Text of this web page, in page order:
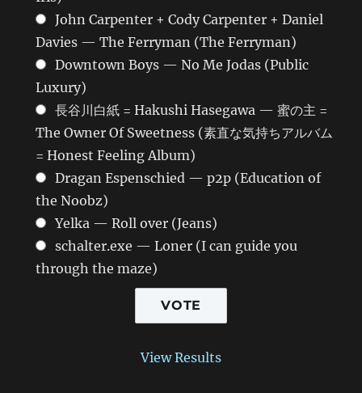
John Carpenter + Cody Carpenter + Daniel
Davies — The Ferryman (The Ferryman)
Downtown Boys — No Me Jodas (Public
Luxury)
長谷川白紙 = Hakushi Hasegawa — 蜜の主 =
The Owner Of Sweetness (素直な気持ちアルバム
= Honest Feeling Album)
Dragan Espenschied — p2p (Education of
the Noobz)
Yelka — Roll over (Jeans)
schalter.exe — Loner (I can guide you
through the maze)
View Results